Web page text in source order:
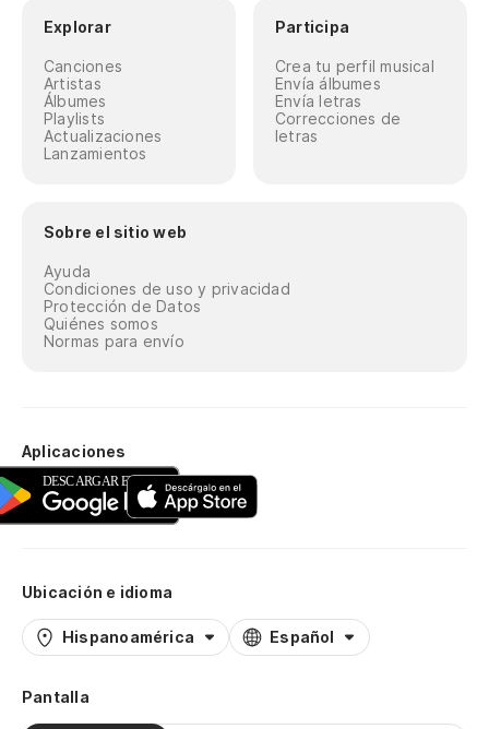
Explorar
Canciones
Artistas
Álbumes
Playlists
Actualizaciones
Lanzamientos
Participa
Crea tu perfil musical
Envía álbumes
Envía letras
Correcciones de
letras
Sobre el sitio web
Ayuda
Condiciones de uso y privacidad
Protección de Datos
Quiénes somos
Normas para envío
Aplicaciones
Ubicación e idioma
Hispanoamérica Español
Pantalla